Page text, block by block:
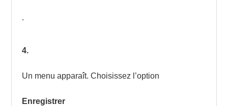
.
4.
Un menu apparaît. Choisissez l’option
Enregistrer